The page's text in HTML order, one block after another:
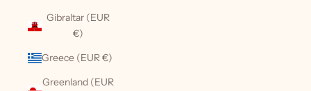
Gibraltar (EUR
€)
Greece (EUR €)
Greenland (EUR